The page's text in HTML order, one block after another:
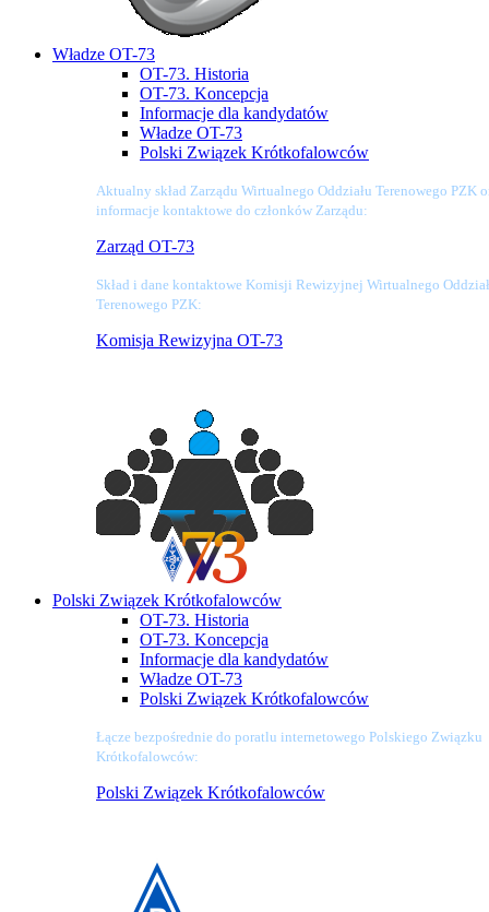
Władze OT-73
OT-73. Historia
OT-73. Koncepcja
Informacje dla kandydatów
Władze OT-73
Polski Związek Krótkofalowców
Aktualny skład Zarządu Wirtualnego Oddziału Terenowego PZK
informacje kontaktowe do członków Zarządu:
Zarząd OT-73
Skład i dane kontaktowe Komisji Rewizyjnej Wirtualnego
Terenowego PZK:
Komisja Rewizyjna OT-73
Polski Związek Krótkofalowców
OT-73. Historia
OT-73. Koncepcja
Informacje dla kandydatów
Władze OT-73
Polski Związek Krótkofalowców
Łącze bezpośrednie do poratlu internetowego Polskiego Związku
Krótkofalowców:
Polski Związek Krótkofalowców